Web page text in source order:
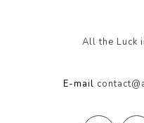
All the Luck
E-mail